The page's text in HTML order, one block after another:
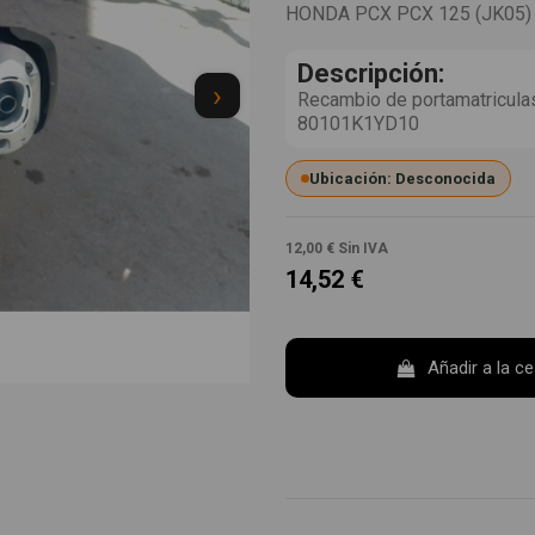
›
HONDA PCX PCX 125 (JK05)
Descripción:
Recambio de
80101K1YD10
Ubicación: Desconocida
12,00 € Sin IVA
14,52 €
Añadir a la